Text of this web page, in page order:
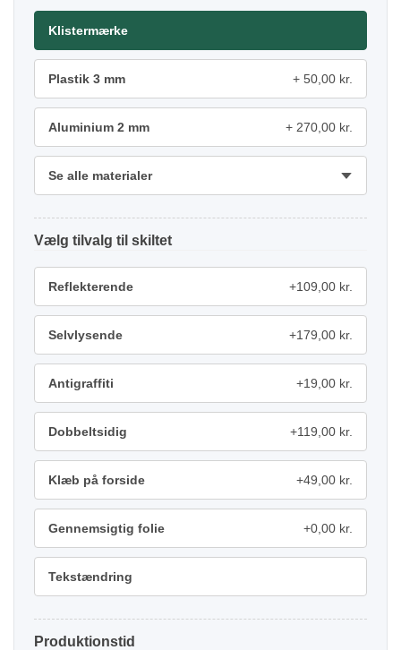
Klistermærke
Plastik 3 mm 50,00 kr.
Aluminium 2 mm 270,00 kr.
Se alle materialer
tilvalg
Reflekterende +109,00 kr.
Selvlysende +179,00 kr.
Antigraffiti +19,00 kr.
Dobbeltsidig +119,00 kr.
Klæb på forside +49,00 kr.
Gennemsigtig folie +0,00 kr.
Tekstændring
Produktionstid